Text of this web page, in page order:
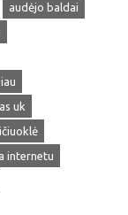
audėjo baldai
uk
internetu